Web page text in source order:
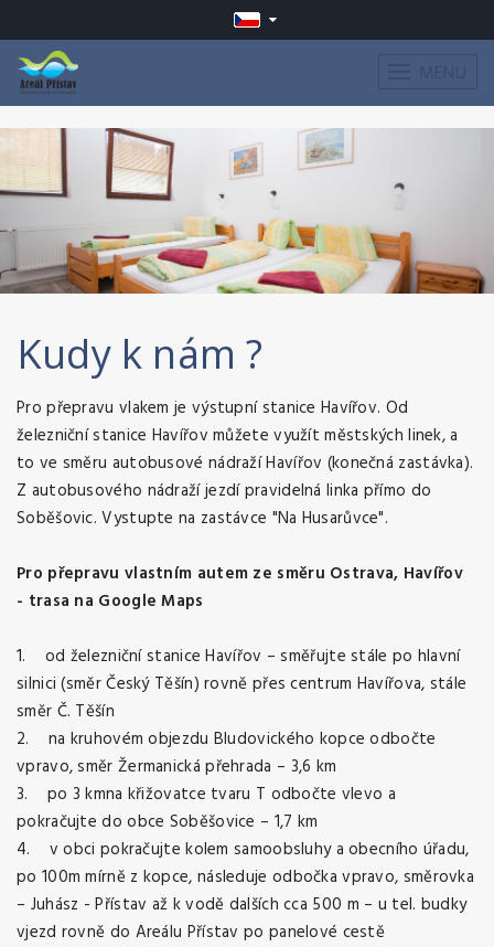
Kudy k nám ?
Pro přepravu vlakem je výstupní stanice Havířov. Od
železniční stanice Havířov můžete využít městských linek, a
to ve směru autobusové nádraží Havířov (konečná zastávka).
Z autobusového nádraží jezdí pravidelná linka přímo do
Soběšovic. Vystupte na zastávce "Na Husarůvce".
Pro přepravu vlastním autem ze směru Ostrava, Havířov
- trasa na Google Maps
1. od železniční stanice Havířov – směřujte stále po hlavní
silnici (směr Český Těšín) rovně přes centrum Havířova, stále
směr Č. Těšín
2. na kruhovém objezdu Bludovického kopce odbočte
vpravo, směr Žermanická přehrada – 3,6 km
3. po 3 kmna křižovatce tvaru T odbočte vlevo a
pokračujte do obce Soběšovice – 1,7 km
4. v obci pokračujte kolem samoobsluhy a obecního úřadu,
po 100m mírně z kopce, následuje odbočka vpravo, směrovka
– Juhász - Přístav až k vodě dalších cca 500 m – u tel. budky
vjezd rovně do Areálu Přístav po panelové cestě